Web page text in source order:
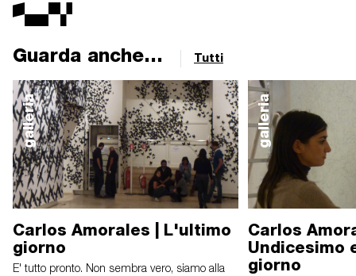
Guarda anche... Tutti
galleria
Carlos Amorales | L'ultimo
giorno
E' tutto pronto. Non sembra vero, siamo alla
galleria
Carlos
Undicesimo
giorno